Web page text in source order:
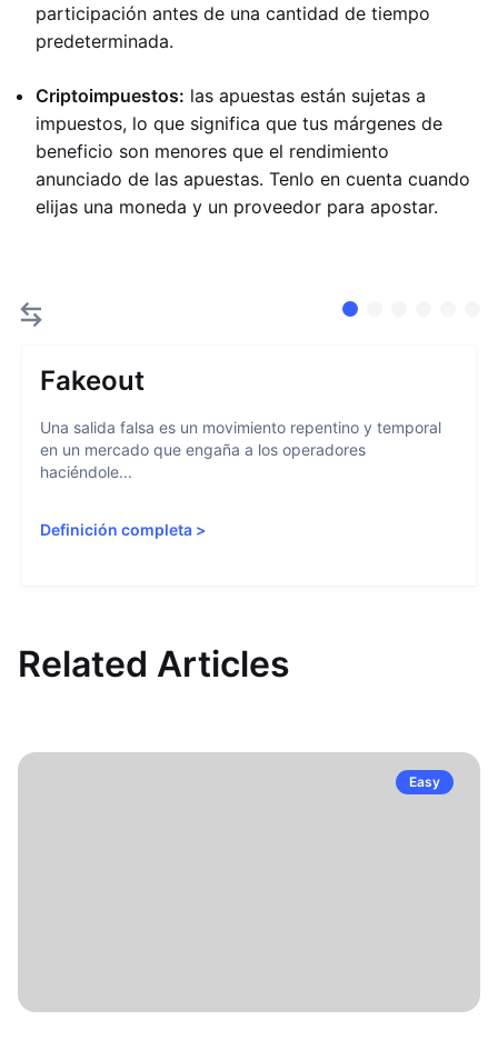
participación antes de una cantidad de tiempo
predeterminada.
Criptoimpuestos: las apuestas están sujetas a
impuestos, lo que significa que tus márgenes de
beneficio son menores que el rendimiento
anunciado de las apuestas. Tenlo en cuenta cuando
elijas una moneda y un proveedor para apostar.
Fakeout
Una salida falsa es un movimiento repentino y temporal
en un mercado que engaña a los operadores
haciéndole...
Definición completa >
Related Articles
Easy